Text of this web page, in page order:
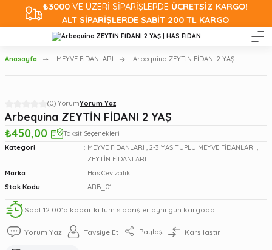
₺3000VE ÜZERİ SİPARİŞLERDE ÜCRETSİZ KARGO!
ALT SİPARİŞLERDE SABİT 200 TL KARGO
Anasayfa MEYVE FİDANLARI Arbequina ZEYTİN FİDANI 2 YAŞ
(0) YorumYorum Yaz
Arbequina ZEYTİN FİDANI 2 YAŞ
₺450,00
Taksit Seçenekleri
Kategori
MEYVE FİDANLARI , 2-3 YAŞ TÜPLÜ MEYVE FİDANLARI ,
ZEYTİN FİDANLARI
Marka
Has Cevizcilik
Stok Kodu
ARB_01
Saat 12:00’a kadar ki tüm siparişler aynı gün kargoda!
Yorum Yaz Tavsiye Et Paylaş Karşılaştır